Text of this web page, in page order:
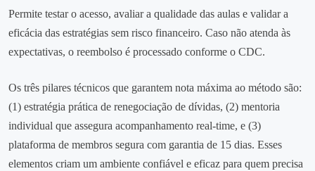
Permite testar o acesso, avaliar a qualidade das aulas e validar a
eficácia das estratégias sem risco financeiro. Caso não atenda às
expectativas, o reembolso é processado conforme o CDC.
Os três pilares técnicos que garantem nota máxima ao método são:
(1) estratégia prática de renegociação de dívidas, (2) mentoria
individual que assegura acompanhamento real‑time, e (3)
plataforma de membros segura com garantia de 15 dias. Esses
elementos criam um ambiente confiável e eficaz para quem precisa